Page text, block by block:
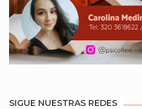
SIGUE NUESTRAS REDES